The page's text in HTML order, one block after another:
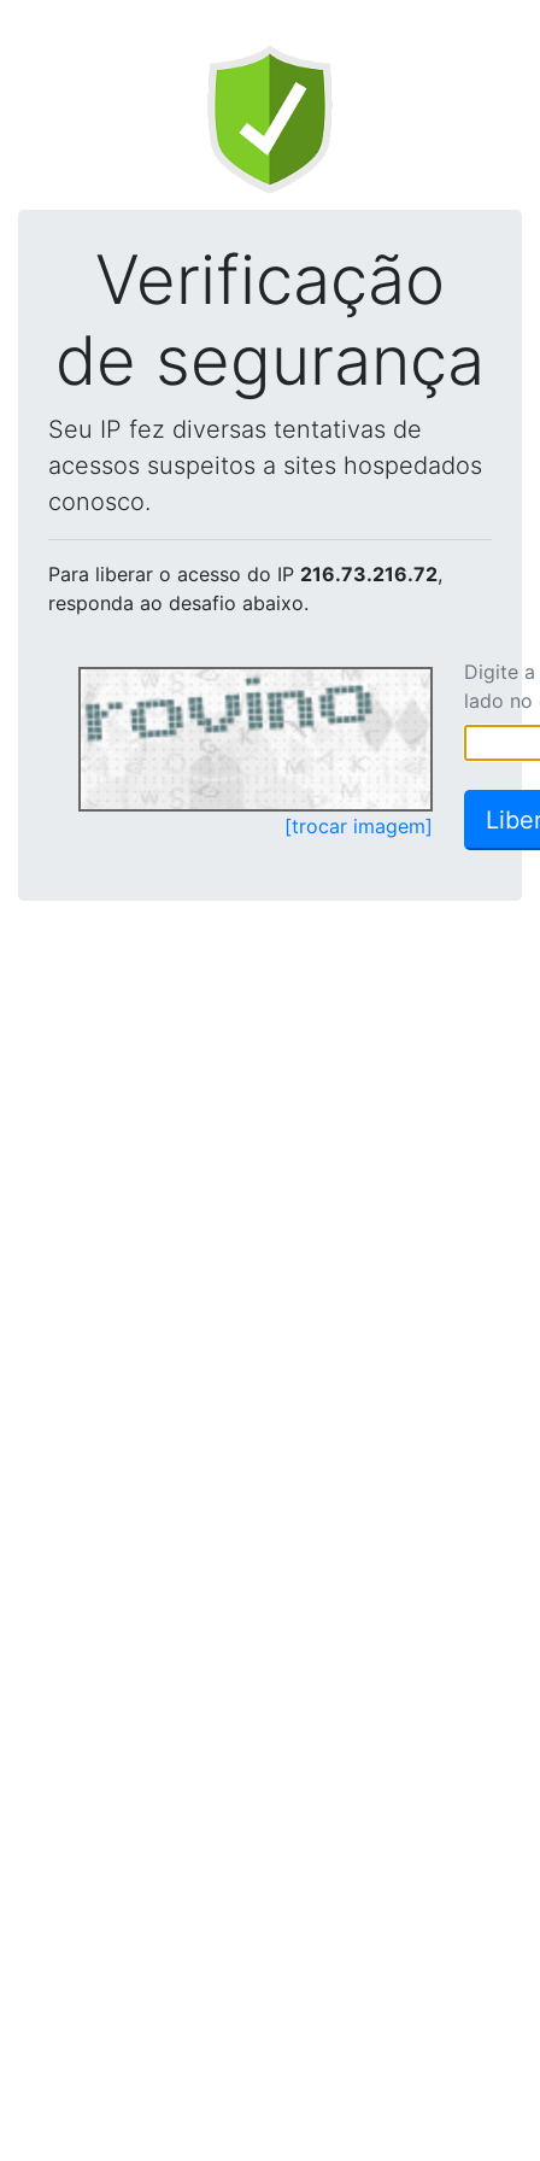
Verificação
de segurança
Seu IP fez diversas tentativas de
acessos suspeitos a sites hospedados
conosco.
Para liberar o acesso do IP 216.73.216.72,
responda ao desafio abaixo.
[trocar imagem]
Digite
lado no